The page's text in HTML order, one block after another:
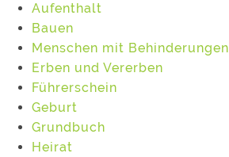
Aufenthalt
Bauen
Menschen mit Behinderungen
Erben und Vererben
Führerschein
Geburt
Grundbuch
Heirat